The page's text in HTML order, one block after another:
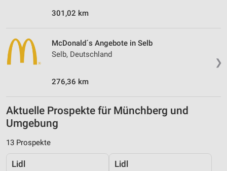
301,02 km
❯
McDonald´s Angebote in Selb
Selb, Deutschland
276,36 km
Aktuelle Prospekte für Münchberg und
Umgebung
13 Prospekte
Lidl Lidl